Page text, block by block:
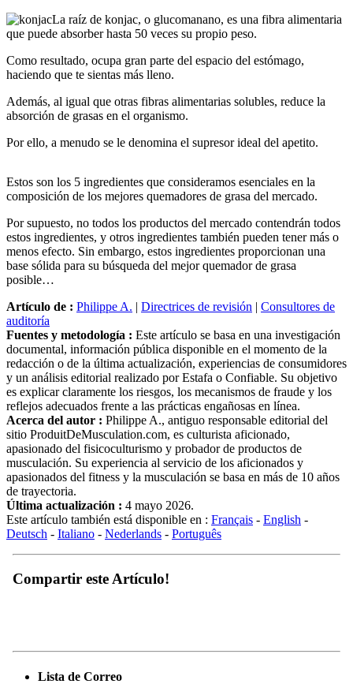
La raíz de konjac, o glucomanano, es una fibra alimentaria
que puede absorber hasta 50 veces su propio peso.
Como resultado, ocupa gran parte del espacio del estómago,
haciendo que te sientas más lleno.
Además, al igual que otras fibras alimentarias solubles, reduce la
absorción de grasas en el organismo.
Por ello, a menudo se le denomina el supresor ideal del apetito.
Estos son los 5 ingredientes que consideramos esenciales en la
composición de los mejores quemadores de grasa del mercado.
Por supuesto, no todos los productos del mercado contendrán todos
estos ingredientes, y otros ingredientes también pueden tener más o
menos efecto. Sin embargo, estos ingredientes proporcionan una
base sólida para su búsqueda del mejor quemador de grasa
posible…
Artículo de : Philippe A. | Directrices de revisión | Consultores de
auditoría
Fuentes y metodología : Este artículo se basa en una investigación
documental, información pública disponible en el momento de la
redacción o de la última actualización, experiencias de consumidores
y un análisis editorial realizado por Estafa o Confiable. Su objetivo
es explicar claramente los riesgos, los mecanismos de fraude y los
reflejos adecuados frente a las prácticas engañosas en línea.
Acerca del autor : Philippe A., antiguo responsable editorial del
sitio ProduitDeMusculation.com, es culturista aficionado,
apasionado del fisicoculturismo y probador de productos de
musculación. Su experiencia al servicio de los aficionados y
apasionados del fitness y la musculación se basa en más de 10 años
de trayectoria.
Última actualización : 4 mayo 2026.
Este artículo también está disponible en : Français - English -
Deutsch - Italiano - Nederlands - Português
Compartir este Artículo!
Lista de Correo